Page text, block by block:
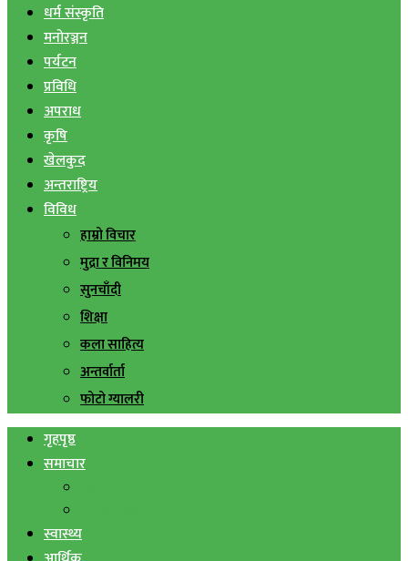
धर्म संस्कृति
मनोरञ्जन
पर्यटन
प्रविधि
अपराध
कृषि
खेलकुद
अन्तराष्ट्रिय
विविध
हाम्रो विचार
मुद्रा र विनिमय
सुनचाँदी
शिक्षा
कला साहित्य
अन्तर्वार्ता
फोटो ग्यालरी
गृहपृष्ठ
समाचार
स्वास्थ्य